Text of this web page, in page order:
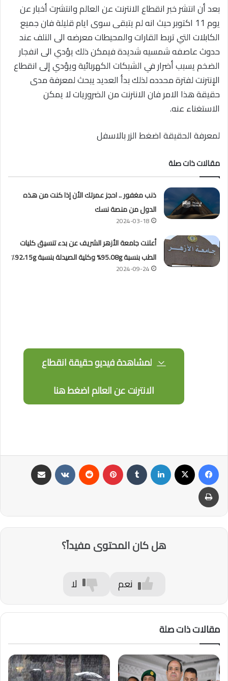
بعد أن انتشر خبر انقطاع الانترنت عن العالم وانتشرت أخبار عن
يوم 11 اكتوبر حيث انه لم يتبقى سوى ايام قليلة فان جميع
الكابلات التي تربط القارات والمحيطات معرضه الى التلف عند
حدوث عاصفه شمسيه شديدة فيمكن ذلك يؤدي الى انفجار
الضخم يسبب أضرار في الشبكات الكهربائية ويؤدي إلى انقطاع
الإنترنت لفترة محدده لذلك بدأ العديد يبحث لمعرفة مدى
حقيقة هذا الامر فان الانترنت من الضروريات لا يمكن
الاستغناء عنه.
لمعرفة الحقيقة اضغط الزر بالاسفل
مقالات ذات صلة
ذنب مغفور .. احجز عمرتك الأن إذا كنت من هذه
الدول من منصة نسك
2024-03-18
أعلنت جامعة الأزهر الشريف عن بدء تنسيق كليات
الطب بنسبة 95.08g% وكلية الصيدلة بنسبة 92،15g٪
2024-09-24
لمشاهدة فيديو حقيقة انقطاع
الانترنت عن العالم اضغط هنا
هل كان المحتوى مفيداً؟
نعم لا
مقالات ذات صلة